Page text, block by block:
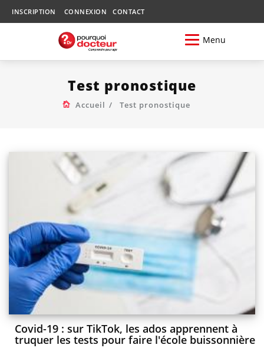
INSCRIPTION CONNEXION CONTACT
Menu
Test pronostique
Accueil Test pronostique
Covid-19 : sur TikTok, les ados apprennent à
truquer les tests pour faire l'école buissonnière